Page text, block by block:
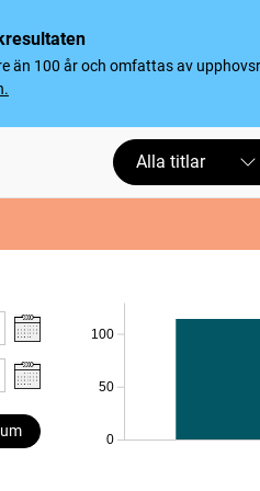
än 100 år och omfattas av
Alla titlar
0
50
100